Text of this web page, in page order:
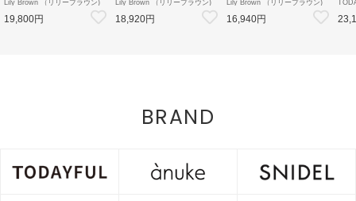
Lily Brown （リリーブラウン)
【LB×MARY QUANT】ダブル
ボタンジャケット 26秋冬予約
【LWFJ264100】ジャケット 入
19,800円
Lily Brown （リリーブラウン)
【LB×MARY QUANT】ポロニ
ットワンピース 26秋冬予約
【LWNO264110】フレアワンピ
18,920円
Lily Brown （リリーブラウン)
【LB×MARY QUANT】スタッ
ズバニティバッグ 26秋冬予約
【LWGB264343】ハンド・ショ
16,940円
26秋
BRAND